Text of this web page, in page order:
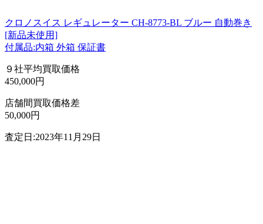
クロノスイス レギュレーター CH-8773-BL ブルー 自動巻き
[新品未使用]
付属品:内箱 外箱 保証書
９社平均買取価格
450,000円
店舗間買取価格差
50,000円
査定日:2023年11月29日